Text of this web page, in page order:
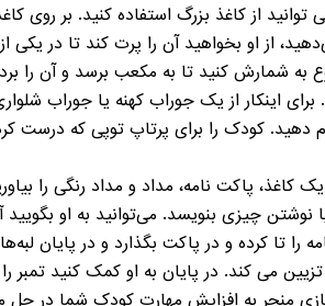
از کاغذ بزرگ استفاده کنید. بر روی
از او بخواهید آن را پرت کند تا در
شمارش کنید تا به مکعب برسد و آن را
اینکار از یک جوراب کهنه یا جوراب
دهید. کودک را برای پرتاپ توپی که درست
یک کاغذ، پاکت نامه، مداد و مداد رنگی را
چیزی بنویسد. می‌توانید به او
را تا کرده و در پاکت بگذارد و در پایان
می کند. در پایان به او کمک کنید تمبر
منجر به افزایش مهارت کودک شما در